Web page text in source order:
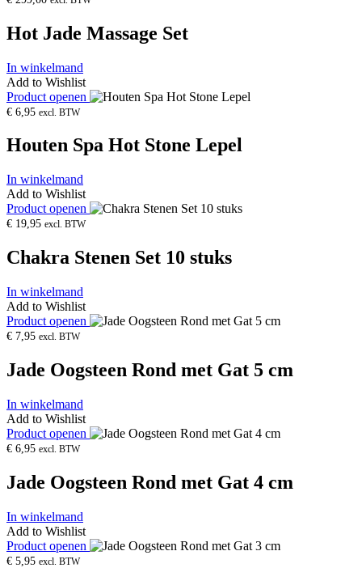
Hot Jade Massage Set
In winkelmand
Add to Wishlist
Product openen
€ 6,95 excl. BTW
Houten Spa Hot Stone Lepel
In winkelmand
Add to Wishlist
Product openen
€ 19,95 excl. BTW
Chakra Stenen Set 10 stuks
In winkelmand
Add to Wishlist
Product openen
€ 7,95 excl. BTW
Jade Oogsteen Rond met Gat 5 cm
In winkelmand
Add to Wishlist
Product openen
€ 6,95 excl. BTW
Jade Oogsteen Rond met Gat 4 cm
In winkelmand
Add to Wishlist
Product openen
€ 5,95 excl. BTW